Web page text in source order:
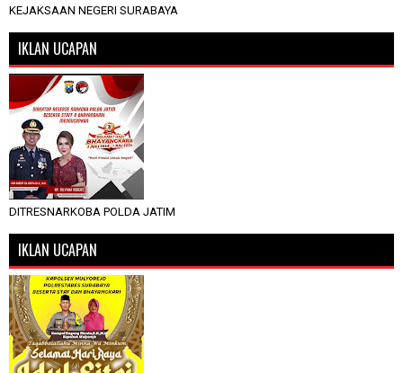
KEJAKSAAN NEGERI SURABAYA
IKLAN UCAPAN
DITRESNARKOBA POLDA JATIM
IKLAN UCAPAN